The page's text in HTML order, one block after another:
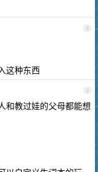
8
这种东西
9
和教过娃的父母都能想